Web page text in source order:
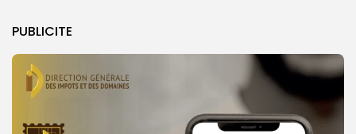
PUBLICITE